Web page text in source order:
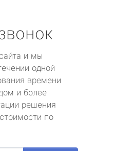
и мы
одной
времени
и более
решения
по